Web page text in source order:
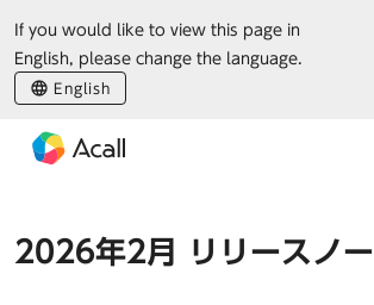
If you would like to view this page in
English, please change the language.
English
2026年2月 リリースノ